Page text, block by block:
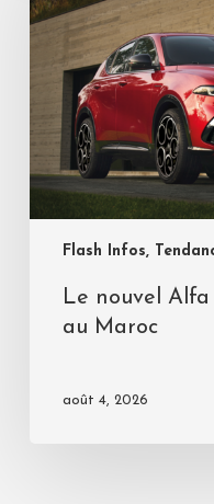
Flash Infos,
Le nouvel
au Maroc
août 4, 2026